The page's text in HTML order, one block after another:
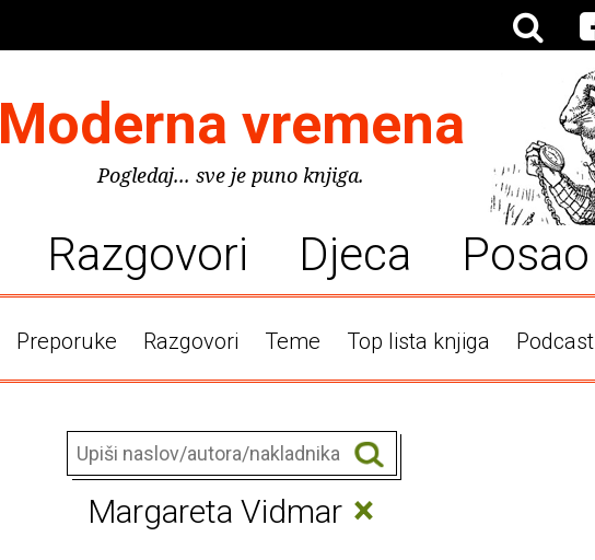
Moderna vremena
Pogledaj... sve je puno knjiga.
Razgovori Djeca Posao
Preporuke Razgovori Teme Top lista knjiga Podcast
Margareta Vidmar ×